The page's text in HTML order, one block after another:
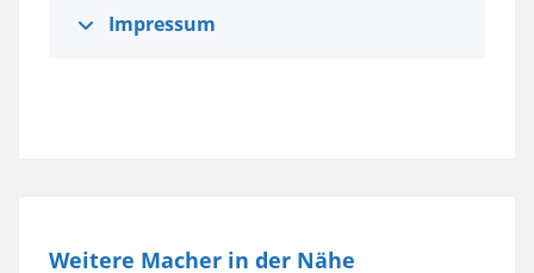
Impressum
Weitere Macher in der Nähe